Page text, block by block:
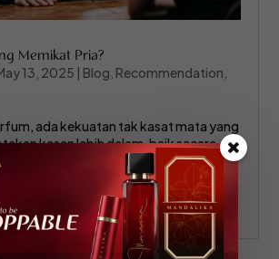
Memikat Pria?
13, 2025 Blog Recommendation
ada kekuatan tak kasat mata yang
kesan lebih dalam, baik secara
personal. Bagi sebagian besar
sekadar pelengkap penampilan,
karakter dan suasana hati. Salah